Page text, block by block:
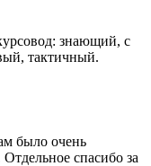
знающий, с
тактичный.
было очень
спасибо за